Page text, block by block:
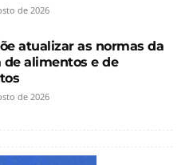
de 2026
atualizar as normas da
de alimentos e de
de 2026